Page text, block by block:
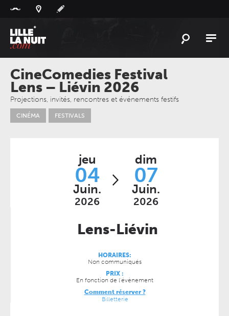
L'ACTU
L'AGENDA
LESLIEUX
LIVEREPORT
CineComedies Festival
Lens – Liévin 2026
Projections, invités, rencontres et événements festifs
CINÉMA FESTIVALS
jeu
04
Juin.
2026
dim
07
Juin.
2026
Lens-Liévin
HORAIRES:
Non communiqués
PRIX :
En fonction de l'évènement
Comment réserver ?
Billetterie
Panneau de gestion des cookies